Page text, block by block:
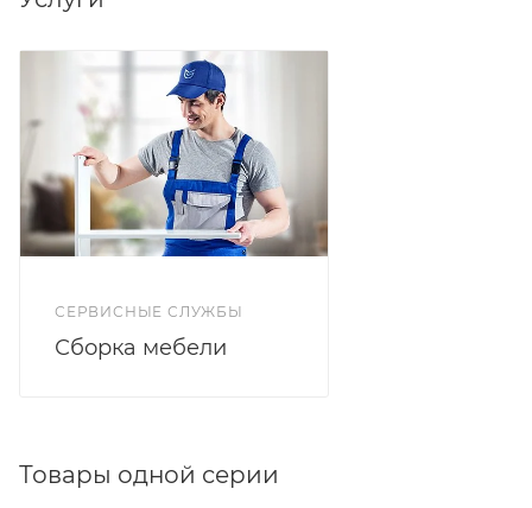
уютную атмосферу в вашем доме. Кромка: ПВХ 0,4
СЕРВИСНЫЕ СЛУЖБЫ
Сборка мебели
Товары одной серии